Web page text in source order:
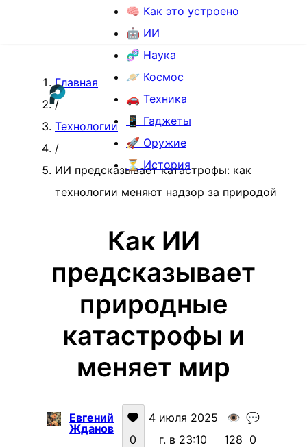
🧠 Как это устроено
🤖 ИИ
🧬 Наука
🪐 Космос
🚗 Техника
📱 Гаджеты
🚀 Оружие
⏳ История
Главная
/
Технологии
/
ИИ предсказывает катастрофы: как
технологии меняют надзор за природой
Как ИИ
предсказывает
природные
катастрофы и
меняет мир
Евгений
Жданов
0
4 июля 2025
г. в 23:10
👁️
128
💬
0